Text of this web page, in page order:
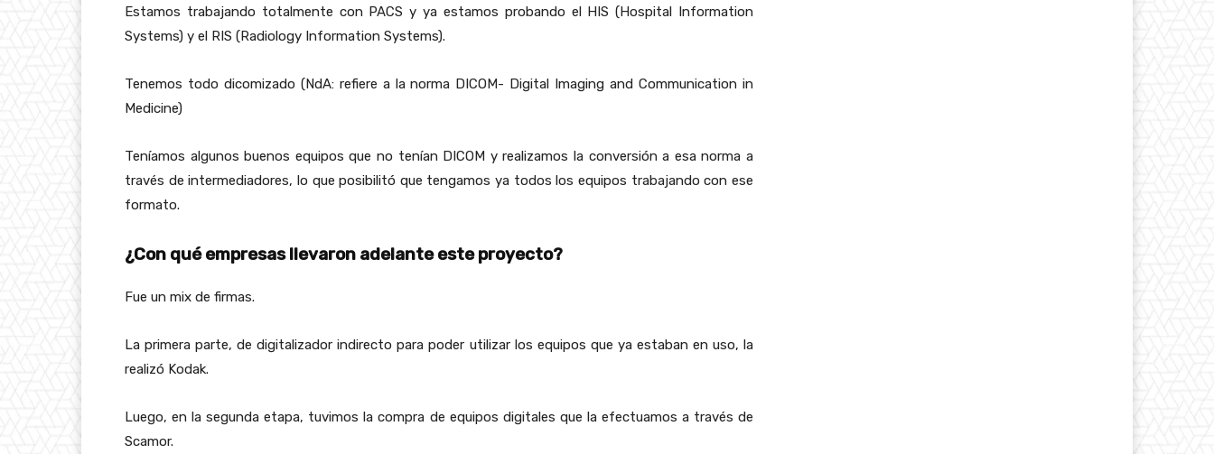
Estamos trabajando totalmente con PACS y ya estamos probando el HIS (Hospital Information
Systems) y el RIS (Radiology Information Systems).
Tenemos todo dicomizado (NdA: refiere a la norma DICOM- Digital Imaging and Communication in
Medicine)
Teníamos algunos buenos equipos que no tenían DICOM y realizamos la conversión a esa norma a
través de intermediadores, lo que posibilitó que tengamos ya todos los equipos trabajando con ese
formato.
¿Con qué empresas llevaron adelante este proyecto?
Fue un mix de firmas.
La primera parte, de digitalizador indirecto para poder utilizar los equipos que ya estaban en uso, la
realizó Kodak.
Luego, en la segunda etapa, tuvimos la compra de equipos digitales que la efectuamos a través de
Scamor.